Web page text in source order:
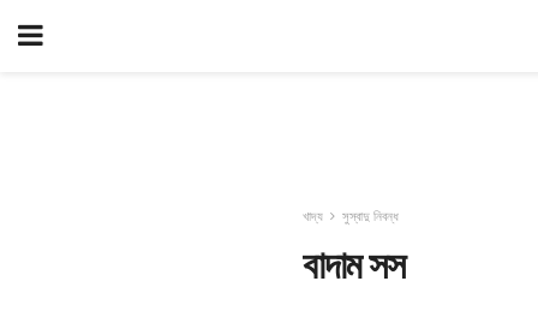
খাদ্য সুস্বাদু নিবন্ধ
বাদাম সস